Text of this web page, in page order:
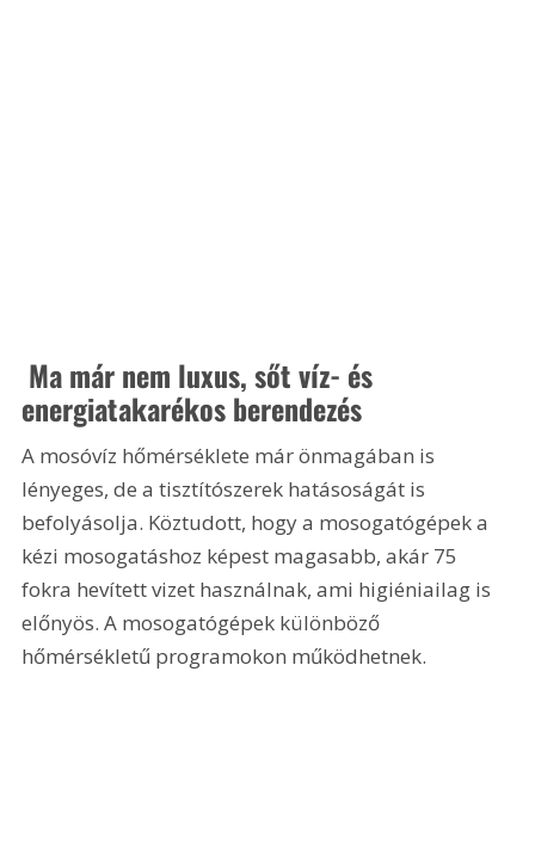
energiatakarékos berendezés
A mosóvíz hőmérséklete már önmagában is
lényeges, de a tisztítószerek hatásoságát is
befolyásolja. Köztudott, hogy a mosogatógépek a
kézi mosogatáshoz képest magasabb, akár 75
fokra hevített vizet használnak, ami higiéniailag is
előnyös. A mosogatógépek különböző
hőmérsékletű programokon működhetnek.